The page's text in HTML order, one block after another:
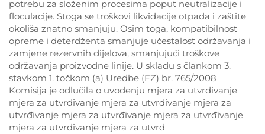
potrebu za složenim procesima poput neutralizacije i
floculacije. Stoga se troškovi likvidacije otpada i zaštite
okoliša znatno smanjuju. Osim toga, kompatibilnost
opreme i deterdženta smanjuje učestalost održavanja i
zamjene rezervnih dijelova, smanjujući troškove
održavanja proizvodne linije. U skladu s člankom 3.
stavkom 1. točkom (a) Uredbe (EZ) br. 765/2008
Komisija je odlučila o uvođenju mjera za utvrđivanje
mjera za utvrđivanje mjera za utvrđivanje mjera za
utvrđivanje mjera za utvrđivanje mjera za utvrđivanje
mjera za utvrđivanje mjera za utvrđ